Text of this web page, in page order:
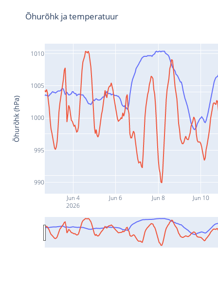
Jun 4
2026
Jun 6 Jun 8 Jun 10
990
995
1000
1005
1010
Õhurõhk ja temperatuur
Õhurõhk (hPa)